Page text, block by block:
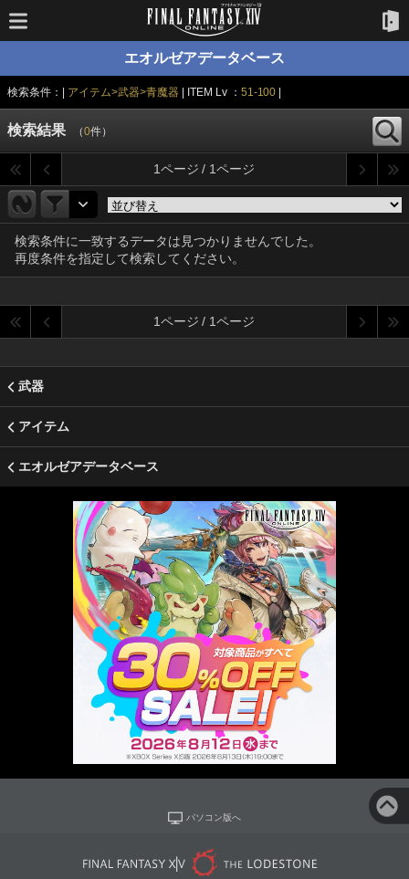
エオルゼアデータベース
検索条件：| アイテム>武器>青魔器 | ITEM Lv ： 51-100
検索結果 （0件）
1ページ / 1ページ
検索条件に一致するデータは見つかりませんでした。
再度条件を指定して検索してください。
1ページ / 1ページ
武器
アイテム
エオルゼアデータベース
パソコン版へ